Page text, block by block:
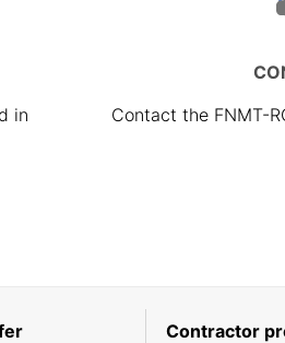
in
Contact the FNMT-
Contractor